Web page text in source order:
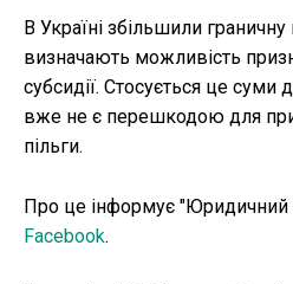
Ми в соц.
В Україні збільшили граничну
визначають можливість
субсидії. Стосується це суми
вже не є перешкодою для
пільги.
Про це інформує
Facebook.